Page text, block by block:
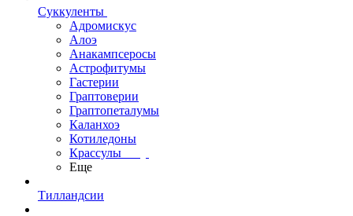
Суккуленты
Адромискус
Алоэ
Анакампсеросы
Астрофитумы
Гастерии
Граптоверии
Граптопеталумы
Каланхоэ
Котиледоны
Крассулы
Еще
Тилландсии